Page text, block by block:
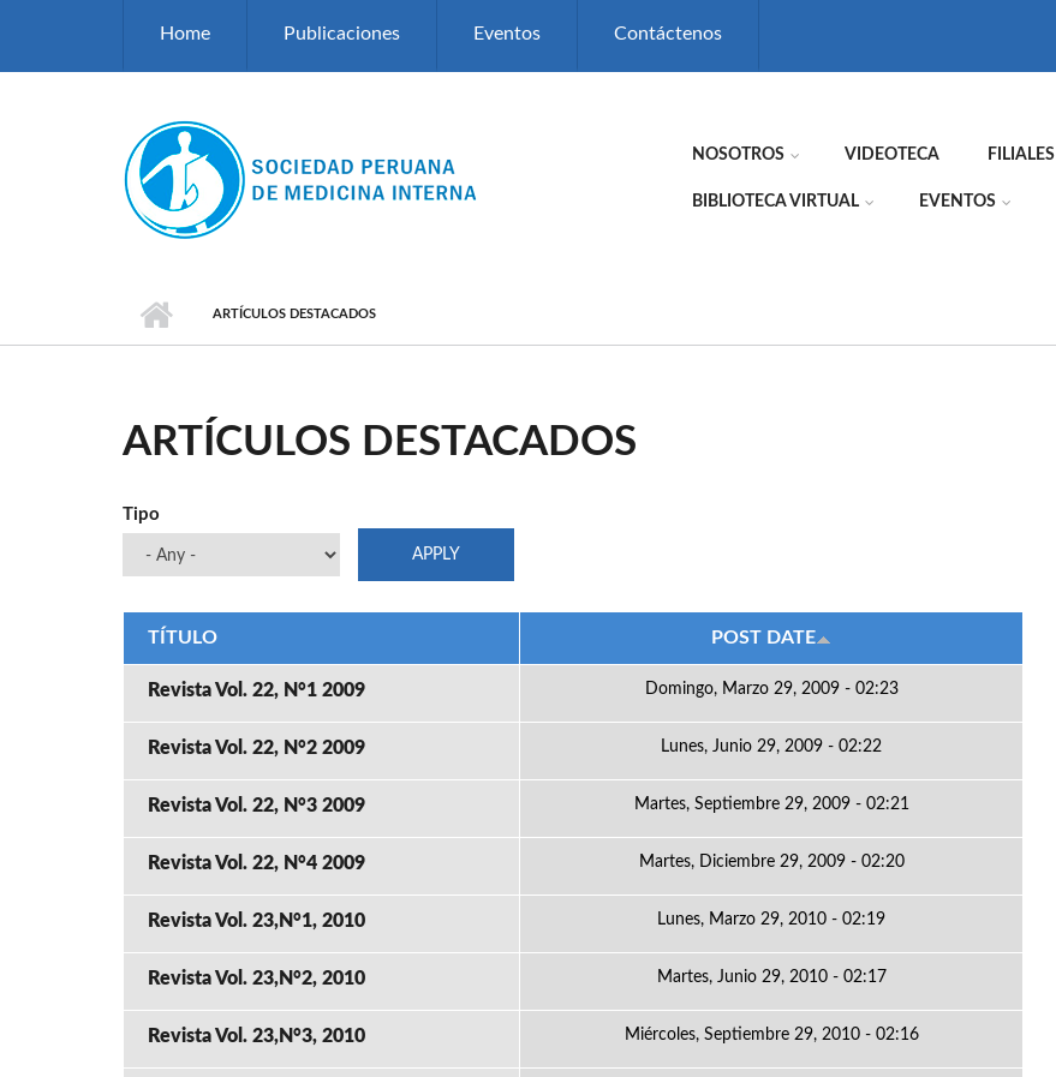
Home Publicaciones Eventos Contáctenos
NOSOTROS VIDEOTECA FILIALES
BIBLIOTECA VIRTUAL EVENTOS
ARTÍCULOS DESTACADOS
ARTÍCULOS DESTACADOS
Tipo
TÍTULO POST DATE
Revista Vol. 22, N°1 2009 Domingo, Marzo 29, 2009 - 02:23
Revista Vol. 22, N°2 2009 Lunes, Junio 29, 2009 - 02:22
Revista Vol. 22, N°3 2009 Martes, Septiembre 29, 2009 - 02:21
Revista Vol. 22, N°4 2009 Martes, Diciembre 29, 2009 - 02:20
Revista Vol. 23,N°1, 2010 Lunes, Marzo 29, 2010 - 02:19
Revista Vol. 23,N°2, 2010 Martes, Junio 29, 2010 - 02:17
Revista Vol. 23,N°3, 2010 Miércoles, Septiembre 29, 2010 - 02:16